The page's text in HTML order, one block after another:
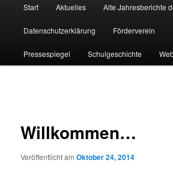
Start Aktuelles Alte Jahresberichte
Datenschutzerklärung Förderverein
Pressespiegel Schulgeschichte
Willkommen…
Veröffentlicht amOktober 24, 2014